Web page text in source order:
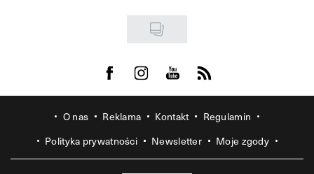
Visit us on Facebook
Visit us on Instagram
Visit us on Youtube
Visit us on Rss
O nas Reklama Kontakt
Regulamin
Polityka prywatności
Newsletter Moje zgody